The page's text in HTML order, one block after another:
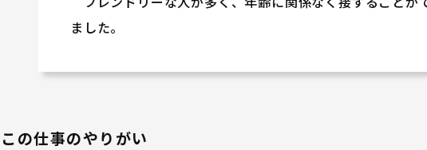
ました。
この仕事のやりがい